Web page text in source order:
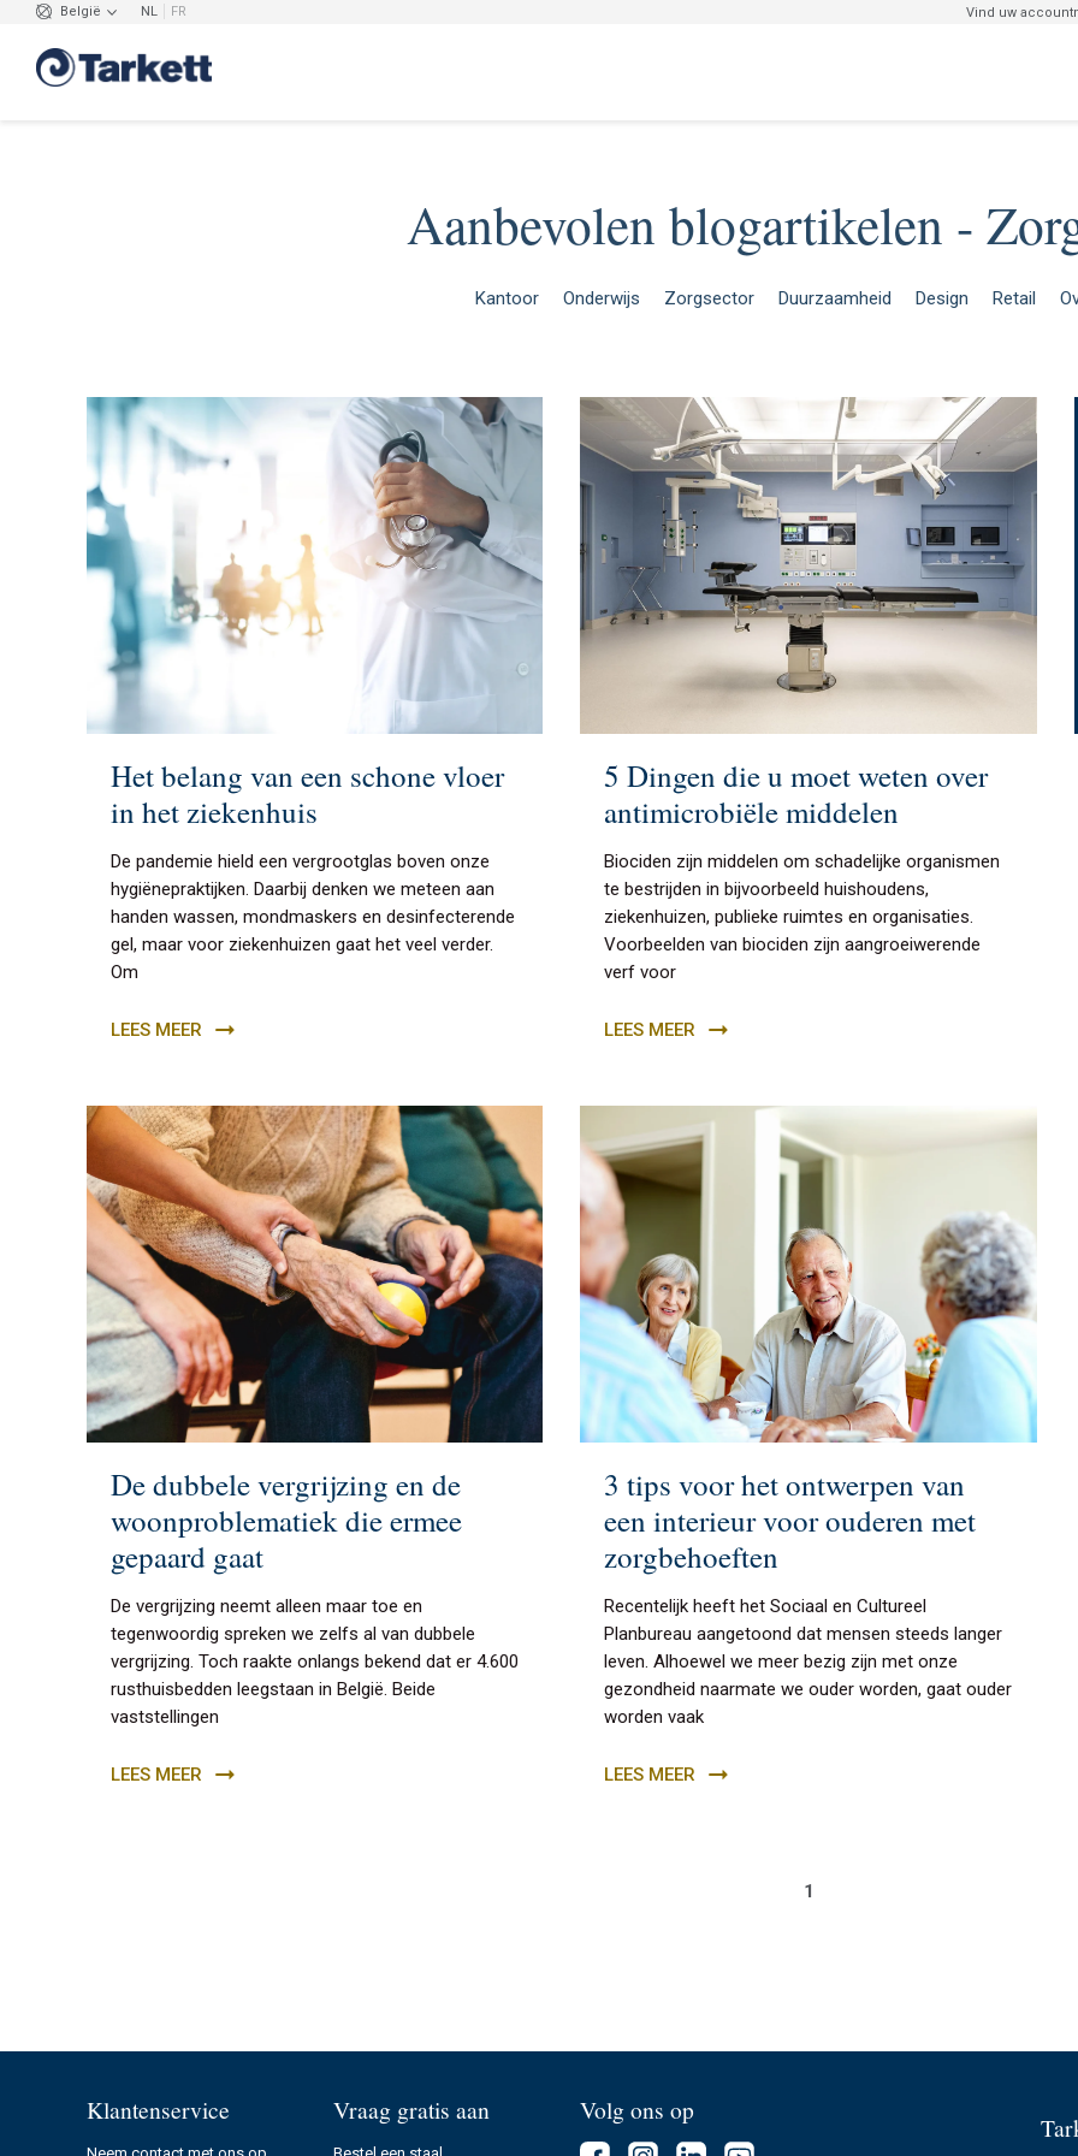
België NL FR Vind uw
Aanbevolen blogartikelen -
Kantoor Onderwijs Zorgsector Duurzaamheid Design Retail
Het belang van een schone vloer
in het ziekenhuis
De pandemie hield een vergrootglas boven onze
hygiënepraktijken. Daarbij denken we meteen aan
handen wassen, mondmaskers en desinfecterende
gel, maar voor ziekenhuizen gaat het veel verder.
Om
LEES MEER
5 Dingen die u moet weten over
antimicrobiële middelen
Biociden zijn middelen om schadelijke organismen
te bestrijden in bijvoorbeeld huishoudens,
ziekenhuizen, publieke ruimtes en organisaties.
Voorbeelden van biociden zijn aangroeiwerende
verf voor
LEES MEER
De dubbele vergrijzing en de
woonproblematiek die ermee
gepaard gaat
De vergrijzing neemt alleen maar toe en
tegenwoordig spreken we zelfs al van dubbele
vergrijzing. Toch raakte onlangs bekend dat er 4.600
rusthuisbedden leegstaan in België. Beide
vaststellingen
LEES MEER
3 tips voor het ontwerpen van
een interieur voor ouderen met
zorgbehoeften
Recentelijk heeft het Sociaal en Cultureel
Planbureau aangetoond dat mensen steeds langer
leven. Alhoewel we meer bezig zijn met onze
gezondheid naarmate we ouder worden, gaat ouder
worden vaak
LEES MEER
1
Klantenservice Vraag gratis aan Volg ons op